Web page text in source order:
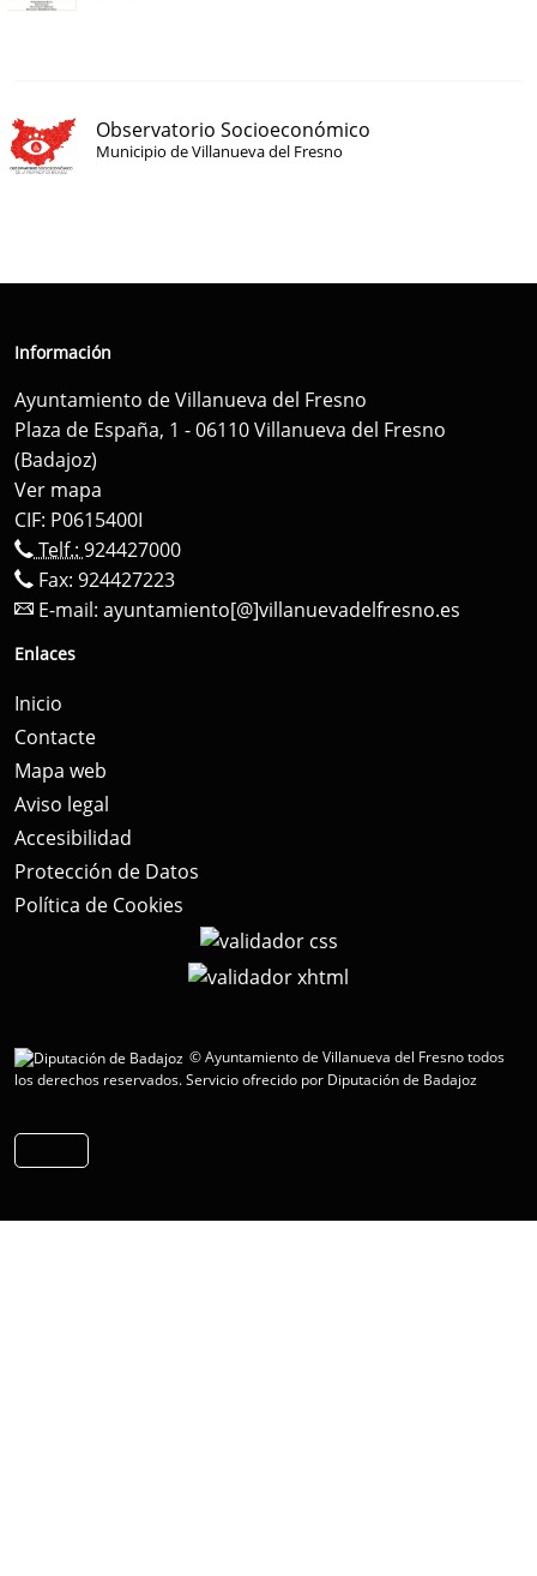
Observatorio Socioeconómico
Municipio de Villanueva del Fresno
Información
Ayuntamiento de Villanueva del Fresno
Plaza de España, 1 - 06110 Villanueva del Fresno
(Badajoz)
Ver mapa
CIF: P0615400I
Telf.: 924427000
Fax: 924427223
E-mail: ayuntamiento[@]villanuevadelfresno.es
Enlaces
Inicio
Contacte
Mapa web
Aviso legal
Accesibilidad
Protección de Datos
Política de Cookies
© Ayuntamiento de Villanueva del Fresno todos
los derechos reservados.Servicio ofrecido por Diputación de Badajoz